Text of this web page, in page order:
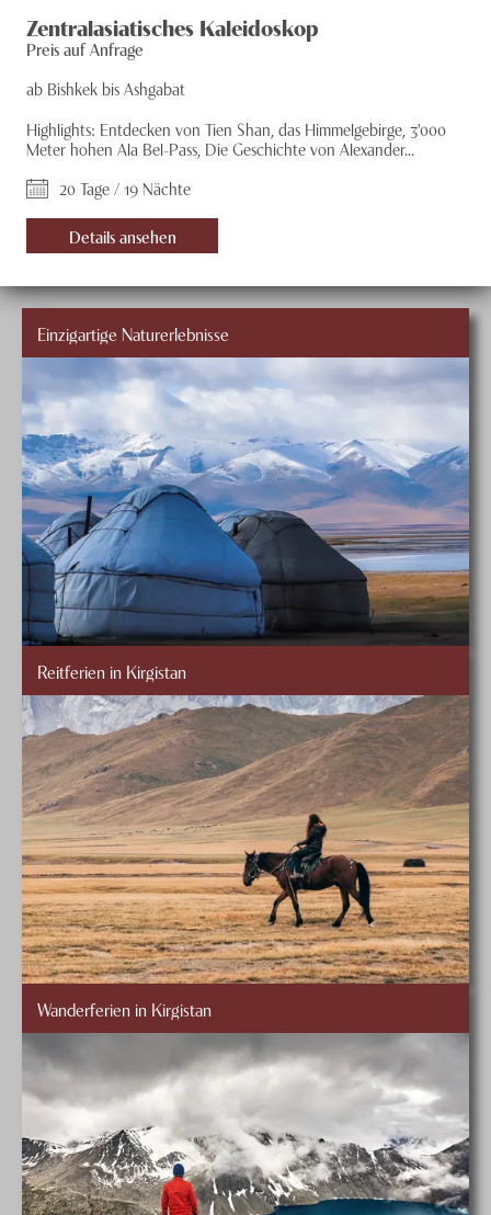
Zentralasiatisches Kaleidoskop
Preis auf Anfrage
ab Bishkek bis Ashgabat
Highlights: Entdecken von Tien Shan, das Himmelgebirge, 3'000
Meter hohen Ala Bel-Pass, Die Geschichte von Alexander...
20 Tage / 19 Nächte
Details ansehen
Einzigartige Naturerlebnisse
Reitferien in Kirgistan
Wanderferien in Kirgistan